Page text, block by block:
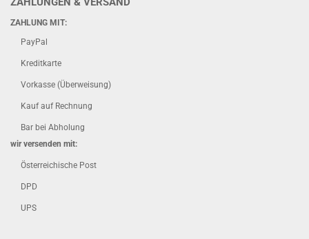
ZAHLUNG MIT:
PayPal
Kreditkarte
Vorkasse (Überweisung)
Kauf auf Rechnung
Bar bei Abholung
wir versenden mit:
Österreichische Post
DPD
UPS